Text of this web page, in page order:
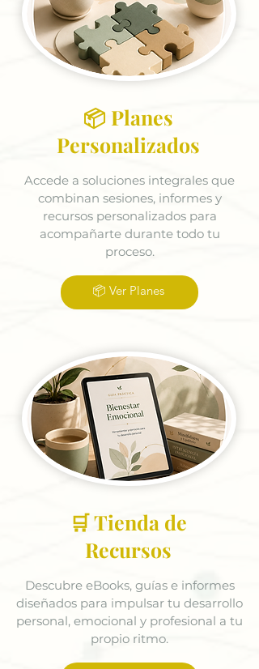
📦 Planes
Personalizados
Accede a soluciones integrales que
combinan sesiones, informes y
recursos personalizados para
acompañarte durante todo tu
proceso.
📦 Ver Planes
🛒 Tienda de
Recursos
Descubre eBooks, guías e informes
diseñados para impulsar tu desarrollo
personal, emocional y profesional a tu
propio ritmo.